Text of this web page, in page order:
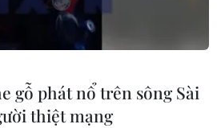
Nghiêm tại
giữ bản sắc
gỗ phát nổ trên sông Sài
thiệt mạng